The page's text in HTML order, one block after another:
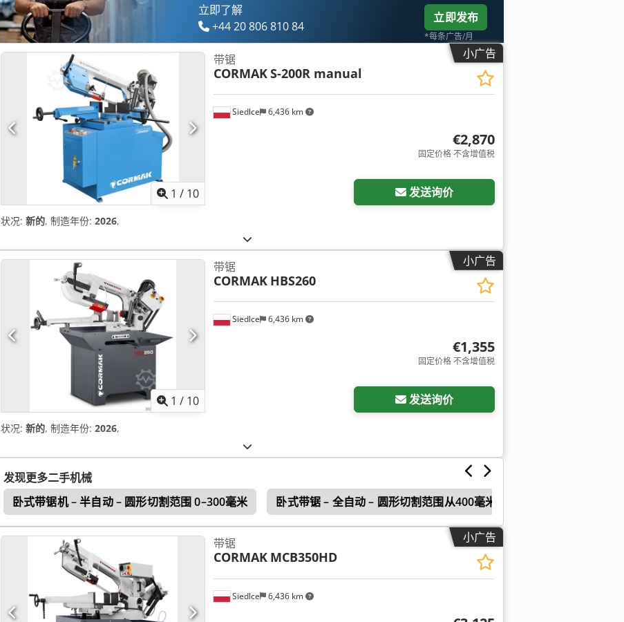
立即了解
+44 20 806 810 84
立即发布
*每条广告/月
小广告
1 / 10
Siedlce 6,436 km
带锯
CORMAKS-200R manual
€2,870
固定价格 不含增值税
发送询价
状况: 新的, 制造年份: 2026,
小广告
1 / 10
Siedlce 6,436 km
带锯
CORMAK HBS260
€1,355
固定价格 不含增值税
发送询价
状况: 新的, 制造年份: 2026,
发现更多二手机械
卧式带锯机 – 半自动 – 圆形切割范围 0–300毫米
卧式带锯 – 全自动 – 圆形切割范围从400毫米起
小广告
Siedlce 6,436 km
带锯
CORMAK MCB350HD